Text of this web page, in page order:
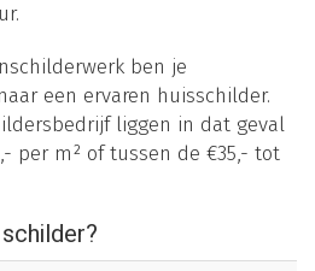
ben je
een ervaren huisschilder.
liggen in dat geval
per m² of tussen de €35,- tot